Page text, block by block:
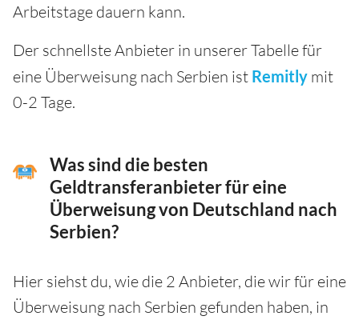
Arbeitstage dauern kann.
Der schnellste Anbieter in unserer Tabelle für
eine Überweisung nach Serbien ist Remitly mit
0-2 Tage.
Was sind die besten
Geldtransferanbieter für eine
Überweisung von Deutschland nach
Serbien?
Hier siehst du, wie die 2 Anbieter, die wir für eine
Überweisung nach Serbien gefunden haben, in